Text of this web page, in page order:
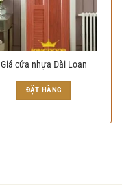
Giá cửa nhựa Đài Loan
ĐẶT HÀNG